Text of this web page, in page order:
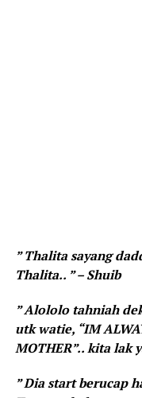
” Thalita sayang
Thalita.. ” – Shuib
” Alololo tahniah
utk watie, “IM
MOTHER”.. kita lak
” Dia start berucap